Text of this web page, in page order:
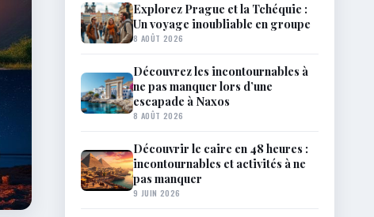
Explorez Prague et la Tchéquie :
Un voyage inoubliable en groupe
8 AOÛT 2026
Découvrez les incontournables à
ne pas manquer lors d’une
escapade à Naxos
8 AOÛT 2026
Découvrir le caire en 48 heures :
incontournables et activités à ne
pas manquer
9 JUIN 2026